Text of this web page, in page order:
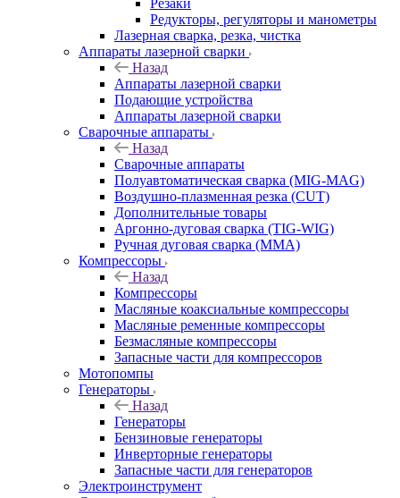
Резаки
Редукторы, регуляторы и манометры
Лазерная сварка, резка, чистка
Аппараты лазерной сварки
Назад
Аппараты лазерной сварки
Подающие устройства
Аппараты лазерной сварки
Сварочные аппараты
Назад
Сварочные аппараты
Полуавтоматическая сварка (MIG-MAG)
Воздушно-плазменная резка (CUT)
Дополнительные товары
Аргонно-дуговая сварка (TIG-WIG)
Ручная дуговая сварка (MMA)
Компрессоры
Назад
Компрессоры
Масляные коаксиальные компрессоры
Масляные ременные компрессоры
Безмасляные компрессоры
Запасные части для компрессоров
Мотопомпы
Генераторы
Назад
Генераторы
Бензиновые генераторы
Инверторные генераторы
Запасные части для генераторов
Электроинструмент